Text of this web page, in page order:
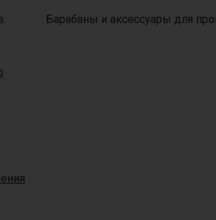
Барабаны и аксессуары для